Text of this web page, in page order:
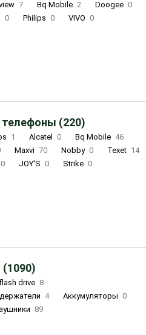
7 Bq Mobile 2 Doogee 0
0 Philips 0 VIVO 0
(220)
1 Alcatel 0 Bq Mobile 46
Maxvi 70 Nobby 0 Texet 14
0 JOY'S 0 Strike 0
drive 8
4 Аккумуляторы 0
89